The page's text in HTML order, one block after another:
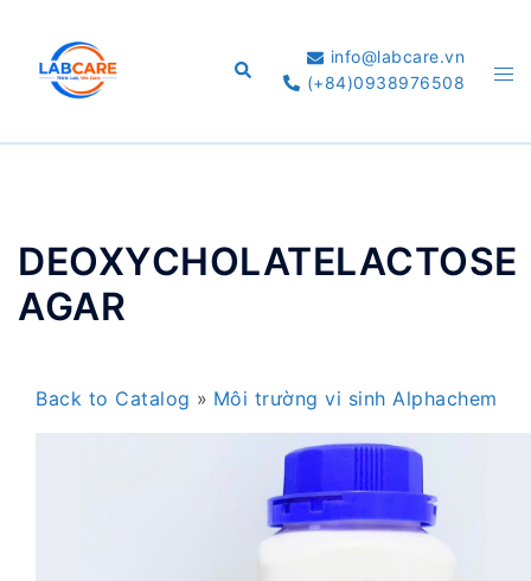
content
Search
info@labcare.vn
(+84)0938976508
DEOXYCHOLATELACTOSE
AGAR
Back to Catalog Môi trường vi sinh Alphachem